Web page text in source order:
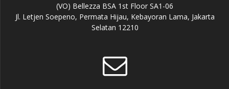
(VO) Bellezza BSA 1st Floor SA1-06
Jl. Letjen Soepeno, Permata Hijau, Kebayoran Lama, Jakarta
Selatan 12210